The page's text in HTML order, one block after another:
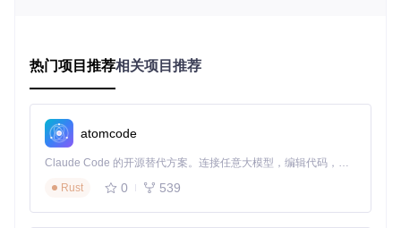
时，通过开发对应的扩展组件，就能让Hubot在新的环境中正
常工作。
扩展开发还能提升开发效率。以数据处理为例，开发一个通用
的数据转换扩展，可以在多个项目中复用，避免重复劳动。此
外，扩展组件还能帮助我们快速集成第三方服务，如支付系
统、地图服务等。
💡 新手提示：在开发扩展前，先明确需求场景，思考这个扩展
能解决什么问题，避免为了扩展而扩展。
热门项目推荐相关项目推荐
atomcode
Claude Code 的开源替代方案。连接任意大模型，编辑代码，运行命令，自动验证 — 全自动执行。用 Rust 构建，极致性能。 ｜ An open-source alternative to Claude Code. Connect any LLM, edit code, run commands, and verify changes — autonomously. Built in Rust for speed. Get Started
Rust
0 539